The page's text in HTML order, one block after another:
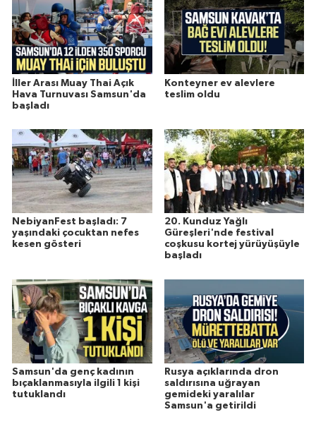
İller Arası Muay Thai Açık
Hava Turnuvası Samsun'da
başladı
Konteyner ev alevlere
teslim oldu
NebiyanFest başladı: 7
yaşındaki çocuktan nefes
kesen gösteri
20. Kunduz Yağlı
Güreşleri'nde festival
coşkusu kortej yürüyüşüyle
başladı
Samsun'da genç kadının
bıçaklanmasıyla ilgili 1 kişi
tutuklandı
Rusya açıklarında dron
saldırısına uğrayan
gemideki yaralılar
Samsun'a getirildi